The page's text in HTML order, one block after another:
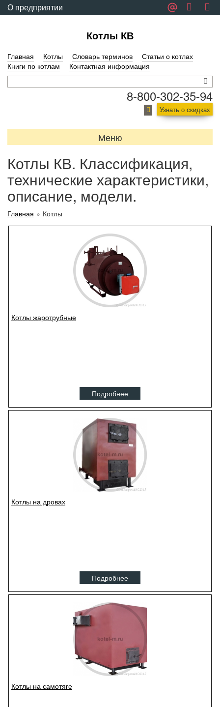
О предприятии
Котлы КВ
Главная Котлы Словарь терминов
Статьи о котлах
Книги по котлам
Контактная информация
8-800-302-35-94
Узнать о скидках
Меню
Котлы КВ. Классификация,
технические характеристики,
описание, модели.
Главная » Котлы
Котлы жаротрубные
Подробнее
Котлы на дровах
Подробнее
Котлы на самотяге